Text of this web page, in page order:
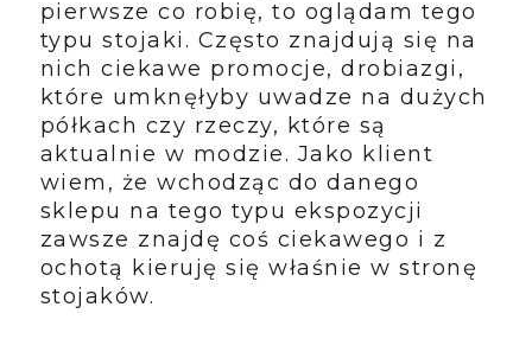
pierwsze co robię, to oglądam tego
typu stojaki. Często znajdują się na
nich ciekawe promocje, drobiazgi,
które umknęłyby uwadze na dużych
półkach czy rzeczy, które są
aktualnie w modzie. Jako klient
wiem, że wchodząc do danego
sklepu na tego typu ekspozycji
zawsze znajdę coś ciekawego i z
ochotą kieruję się właśnie w stronę
stojaków.